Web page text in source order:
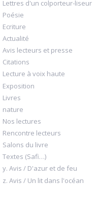
Lettres d'un colporteur-liseur
Poésie
Ecriture
Actualité
Avis lecteurs et presse
Citations
Lecture à voix haute
Exposition
Livres
nature
Nos lectures
Rencontre lecteurs
Salons du livre
Textes (Safi…)
y. Avis / D'azur et de feu
z. Avis / Un lit dans l'océan